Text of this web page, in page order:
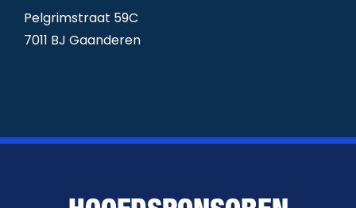
Pelgrimstraat 59C
7011 BJ Gaanderen